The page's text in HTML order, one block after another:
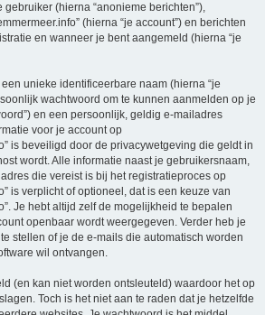
(hierna “anonieme berichten”),
(hierna “je account”) en berichten
en wanneer je bent aangemeld (hierna “je
unieke identificeerbare naam (hierna “je
wachtwoord om te kunnen aanmelden op je
en een persoonlijk, geldig e-mailadres
voor je account op
is beveiligd door de privacywetgeving die geldt in
wordt. Alle informatie naast je gebruikersnaam,
die vereist is bij het registratieproces op
is verplicht of optioneel, dat is een keuze van
Je hebt altijd zelf de mogelijkheid te bepalen
openbaar wordt weergegeven. Verder heb je
stellen of je de e-mails die automatisch worden
wil ontvangen.
(en kan niet worden ontsleuteld) waardoor het op
Toch is het niet aan te raden dat je hetzelfde